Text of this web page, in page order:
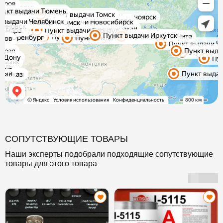
СОПУТСТВУЮЩИЕ ТОВАРЫ
Наши эксперты подобрали подходящие сопутствующие
товары для этого товара